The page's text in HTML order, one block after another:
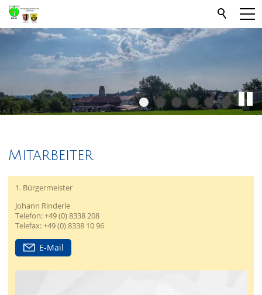
Mitarbeiter
1. Bürgermeister
Johann Rinderle
Telefon: +49 (0) 8338 208
Telefax: +49 (0) 8338 10 96
E-Mail